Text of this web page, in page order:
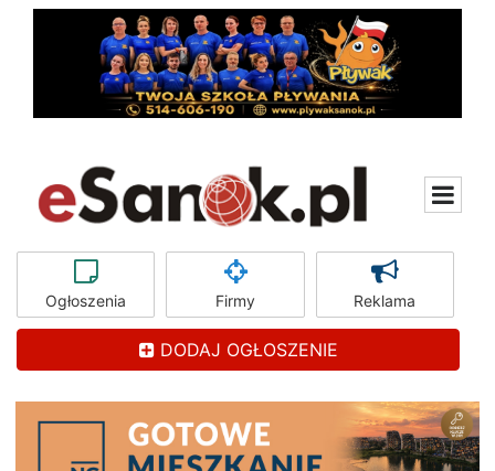
Ogłoszenia Firmy Reklama
DODAJ OGŁOSZENIE